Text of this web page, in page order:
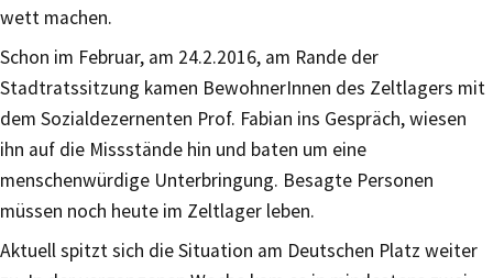
wett machen.
Schon im Februar, am 24.2.2016, am Rande der
Stadtratssitzung kamen BewohnerInnen des Zeltlagers mit
dem Sozialdezernenten Prof. Fabian ins Gespräch, wiesen
ihn auf die Missstände hin und baten um eine
menschenwürdige Unterbringung. Besagte Personen
müssen noch heute im Zeltlager leben.
Aktuell spitzt sich die Situation am Deutschen Platz weiter